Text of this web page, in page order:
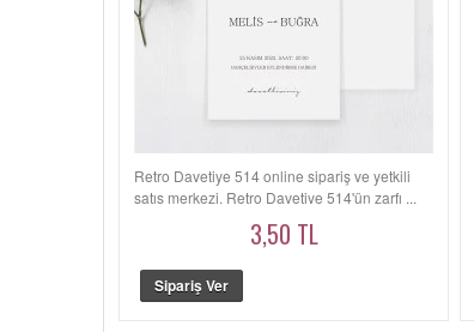
Retro Davetiye 514 online sipariş ve yetkili
satış merkezi. Retro Davetiye 514'ün zarfı ...
3,50 TL